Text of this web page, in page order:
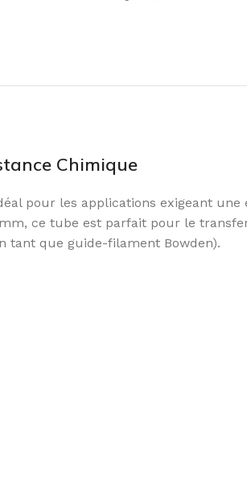
Chimique
pour les applications exigeant
ce tube est parfait pour le
tant que guide-filament Bowden).